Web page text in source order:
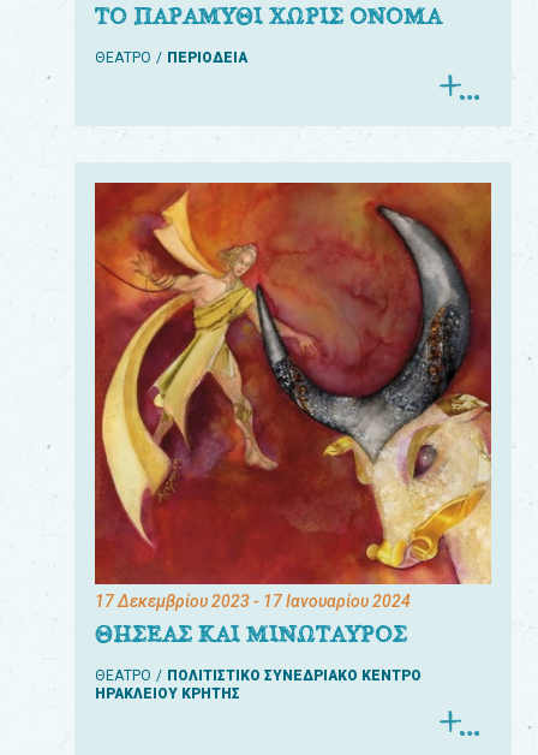
ΤΟ ΠΑΡΑΜΥΘΙ ΧΩΡΙΣ ΟΝΟΜΑ
ΘΕΑΤΡΟ ΠΕΡΙΟΔΕΙΑ
17 Δεκεμβρίου 2023- 17 Ιανουαρίου 2024
ΘΗΣΕΑΣ ΚΑΙ ΜΙΝΩΤΑΥΡΟΣ
ΘΕΑΤΡΟ
ΠΟΛΙΤΙΣΤΙΚΟ ΣΥΝΕΔΡΙΑΚΟ ΚΕΝΤΡΟ
ΗΡΑΚΛΕΙΟΥ ΚΡΗΤΗΣ